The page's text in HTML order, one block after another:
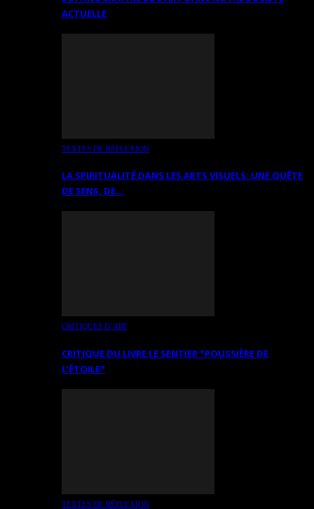
ACTUELLE
TEXTES DE RÉFLEXION
LA SPIRITUALITÉ DANS LES ARTS VISUELS: UNE QUÊTE
DE SENS, DE…
CRITIQUES D’ART
CRITIQUE DU LIVRE LE SENTIER *POUSSIÈRE DE
L’ÉTOILE*
TEXTES DE RÉFLEXION